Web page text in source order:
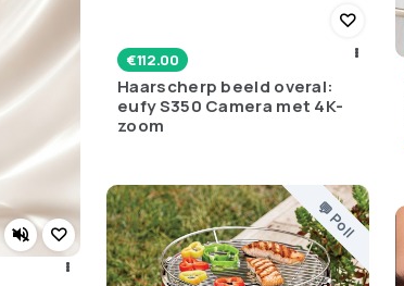
€112.00
Haarscherp beeld overal:
eufy S350 Camera met 4K-
zoom
💬 Poll